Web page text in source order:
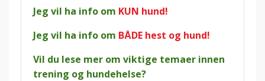
Jeg vil ha info om KUN hund!
Jeg vil ha info om BÅDE hest og hund!
Vil du lese mer om viktige temaer innen
trening og hundehelse?